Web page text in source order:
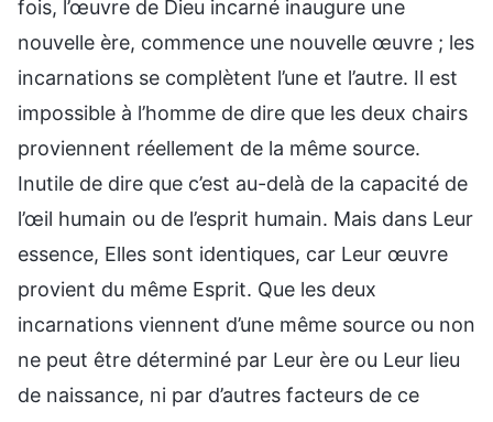
fois, l’œuvre de Dieu incarné inaugure une
nouvelle ère, commence une nouvelle œuvre ; les
incarnations se complètent l’une et l’autre. Il est
impossible à l’homme de dire que les deux chairs
proviennent réellement de la même source.
Inutile de dire que c’est au-delà de la capacité de
l’œil humain ou de l’esprit humain. Mais dans Leur
essence, Elles sont identiques, car Leur œuvre
provient du même Esprit. Que les deux
incarnations viennent d’une même source ou non
ne peut être déterminé par Leur ère ou Leur lieu
de naissance, ni par d’autres facteurs de ce